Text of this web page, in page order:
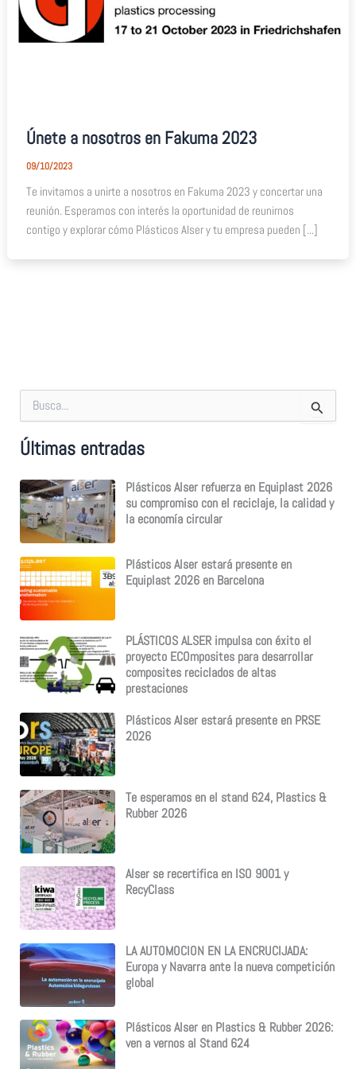
Únete a nosotros en Fakuma 2023
09/10/2023
Te invitamos a unirte a nosotros en Fakuma 2023 y concertar una
reunión. Esperamos con interés la oportunidad de reunirnos
contigo y explorar cómo Plásticos Alser y tu empresa pueden [...]
c
a
r
p
o
r
:
Últimas entradas
Plásticos Alser refuerza en Equiplast 2026
su compromiso con el reciclaje, la calidad y
la economía circular
Plásticos Alser estará presente en
Equiplast 2026 en Barcelona
PLÁSTICOS ALSER impulsa con éxito el
proyecto ECOmposites para desarrollar
composites reciclados de altas
prestaciones
Plásticos Alser estará presente en PRSE
2026
Te esperamos en el stand 624, Plastics &
Rubber 2026
Alser se recertifica en ISO 9001 y
RecyClass
LA AUTOMOCION EN LA ENCRUCIJADA:
Europa y Navarra ante la nueva competición
global
Plásticos Alser en Plastics & Rubber 2026:
ven a vernos al Stand 624